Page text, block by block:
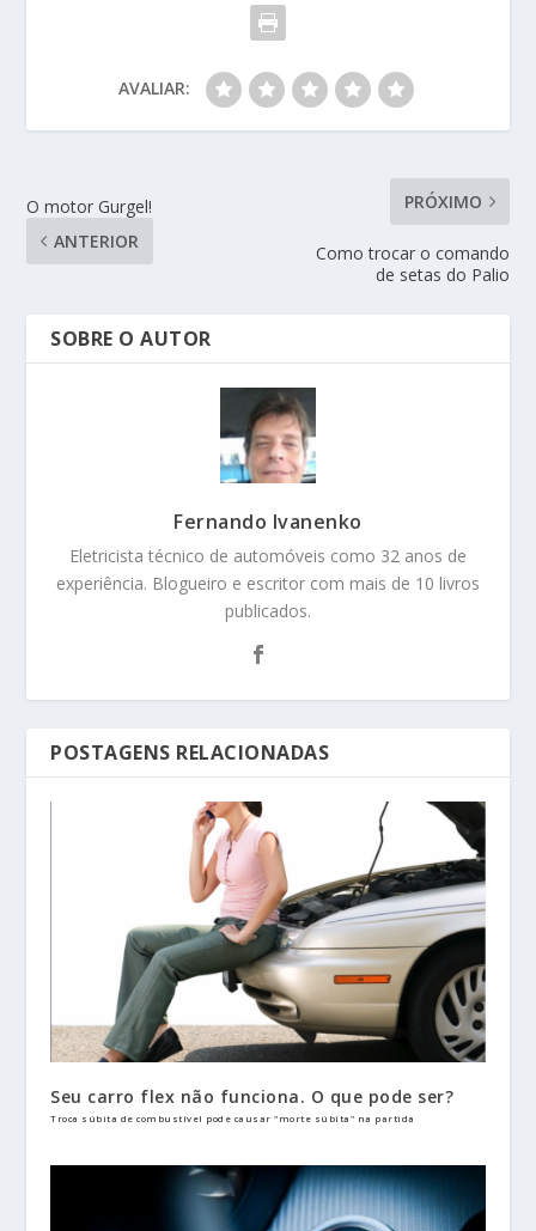
AVALIAR:
O motor Gurgel!
ANTERIOR
PRÓXIMO
Como trocar o comando
de setas do Palio
SOBRE O AUTOR
Fernando Ivanenko
Eletricista técnico de automóveis como 32 anos de
experiência. Blogueiro e escritor com mais de 10 livros
publicados.
POSTAGENS RELACIONADAS
Seu carro flex não funciona. O que pode ser?
Troca súbita de combustível pode causar "morte súbita" na partida